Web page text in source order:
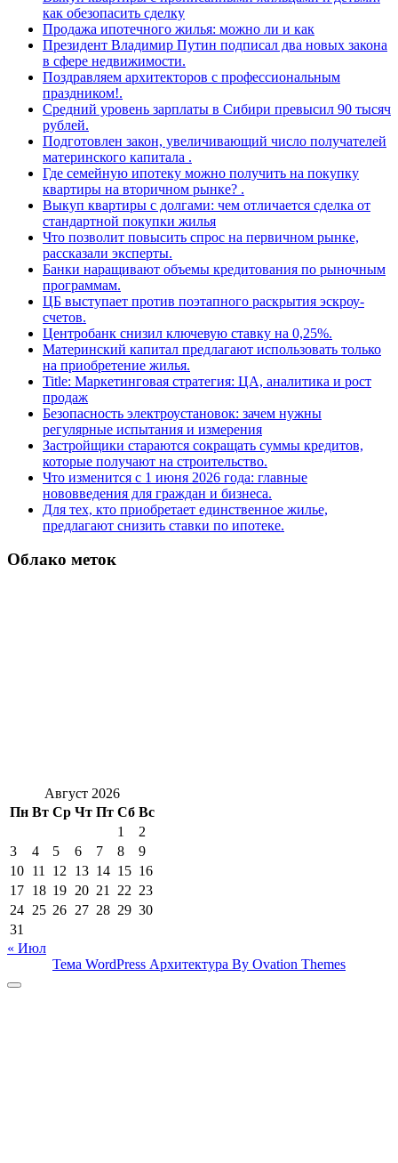
как обезопасить сделку
Продажа ипотечного жилья: можно ли и как
Президент Владимир Путин подписал два новых закона
в сфере недвижимости.
Поздравляем архитекторов с профессиональным
праздником!.
Средний уровень зарплаты в Сибири превысил 90 тысяч
рублей.
Подготовлен закон, увеличивающий число получателей
материнского капитала .
Где семейную ипотеку можно получить на покупку
квартиры на вторичном рынке? .
Выкуп квартиры с долгами: чем отличается сделка от
стандартной покупки жилья
Что позволит повысить спрос на первичном рынке,
рассказали эксперты.
Банки наращивают объемы кредитования по рыночным
программам.
ЦБ выступает против поэтапного раскрытия эскроу-
счетов.
Центробанк снизил ключевую ставку на 0,25%.
Материнский капитал предлагают использовать только
на приобретение жилья.
Title: Маркетинговая стратегия: ЦА, аналитика и рост
продаж
Безопасность электроустановок: зачем нужны
регулярные испытания и измерения
Застройщики стараются сокращать суммы кредитов,
которые получают на строительство.
Что изменится с 1 июня 2026 года: главные
нововведения для граждан и бизнеса.
Для тех, кто приобретает единственное жилье,
предлагают снизить ставки по ипотеке.
Облако меток
Август 2026
Пн Вт Ср Чт Пт Сб Вс
1
2
3
4 5 6 7 8
9
10 11 12 13 14 15 16
17 18 19 20 21 22 23
24 25 26 27 28 29 30
31
« Июл
Тема WordPress Архитектура By Ovation Themes